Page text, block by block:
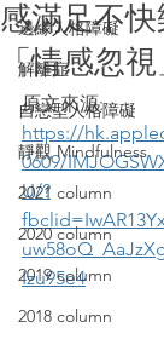
邊緣人格障礙
解離症
自戀型人格障礙
靜觀 Mindfulness
2021 column
2020 column
2019 column
2018 column
感滿足不
「情感忽
原文來源:
https://
0609/
U/?
Izu95e4